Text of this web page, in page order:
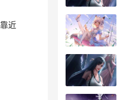
近